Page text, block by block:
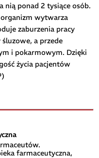
nią ponad 2 tysiące osób.
wytwarza
zaburzenia pracy
a przede
i pokarmowym. Dzięki
życia pacjentów
farmaceutyczna,